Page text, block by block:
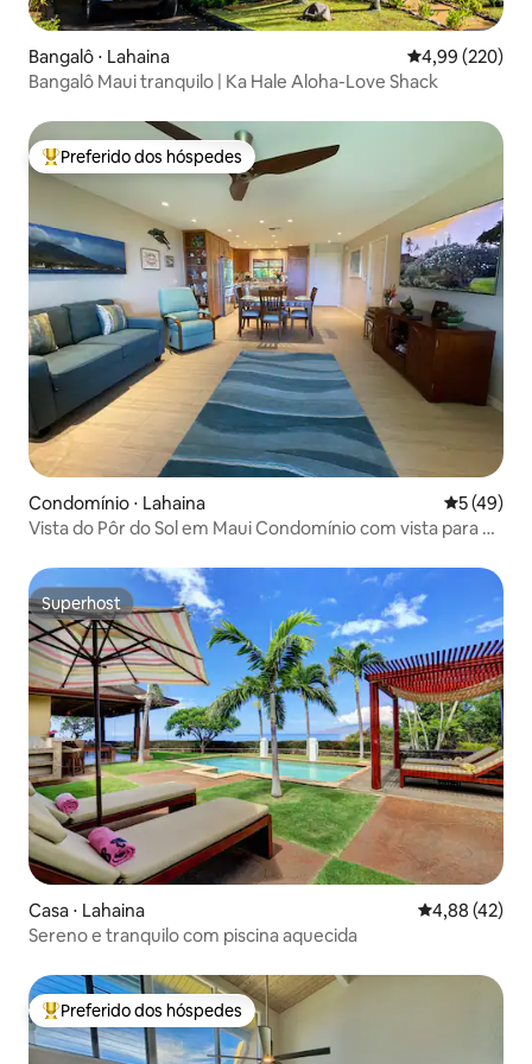
Bangalô ⋅ Lahaina 4,99 de uma
4,99 (220)
Bangalô Maui tranquilo | Ka Hale Aloha-Love Shack
Entre os melhores preferidos dos hóspedes
Preferido dos hóspedes
Condomínio ⋅ Lahaina 5 de uma
5 (49)
Vista do Pôr do Sol em Maui Condomínio com vista para o
Superhost
Superhost
Casa ⋅ Lahaina 4,88 de uma
4,88 (42)
Sereno e tranquilo com piscina aquecida
Entre os melhores preferidos dos hóspedes
Preferido dos hóspedes